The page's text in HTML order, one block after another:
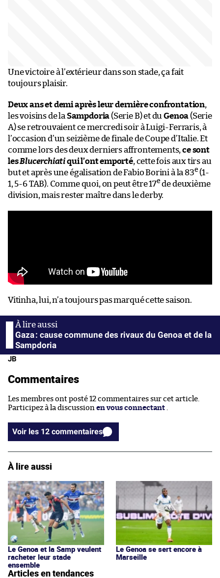
Une victoire à l’extérieur dans son stade, ça fait
toujours plaisir.
Deux ans et demi après leur dernière confrontation,
les voisins de la Sampdoria(Serie B) et duGenoa(Serie
A) se retrouvaient ce mercredi soir à Luigi-Ferraris, à
l’occasion d’un seizième de finale de Coupe d’Italie. Et
comme lors des deux derniers affrontements,ce sont
lesBlucerchiatiqui l’ont emporté, cette fois aux tirs au
but et après une égalisation de Fabio Borini à la 83e (1-
1, 5-6 TAB). Comme quoi, on peut être 17e de deuxième
division, mais rester maître dans le derby.
Vitinha, lui, n’a toujours pas marqué cette saison.
Gaza : cause commune des rivaux du Genoa et de la
Sampdoria
JB
Commentaires
Les membres ont posté 12 commentaires sur cet article.
Participez à la discussion en vous connectant
Voir les 12 commentaires
À lire aussi
Le Genoa et la Samp veulent
racheter leur stade
ensemble
Le Genoa se sert encore à
Marseille
Articles en tendances